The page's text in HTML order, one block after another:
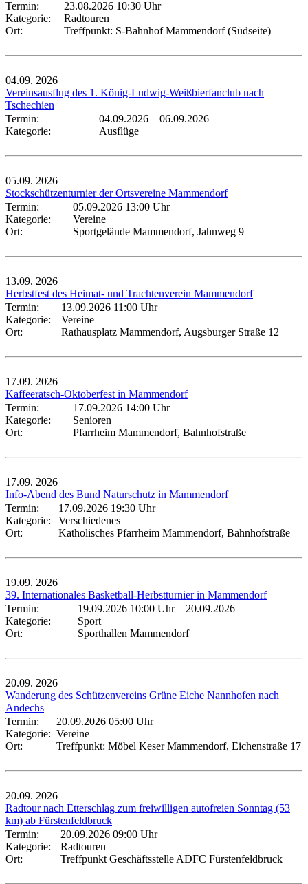
Termin:
23.08.2026 10:30 Uhr
Kategorie:
Radtouren
Ort:
Treffpunkt: S-Bahnhof Mammendorf (Südseite)
04.09. 2026
Vereinsausflug des 1. König-Ludwig-Weißbierfanclub nach
Tschechien
Termin:
04.09.2026 – 06.09.2026
Kategorie:
Ausflüge
05.09. 2026
Stockschützenturnier der Ortsvereine Mammendorf
Termin:
05.09.2026 13:00 Uhr
Kategorie:
Vereine
Ort:
Sportgelände Mammendorf, Jahnweg 9
13.09. 2026
Herbstfest des Heimat- und Trachtenverein Mammendorf
Termin:
13.09.2026 11:00 Uhr
Kategorie:
Vereine
Ort:
Rathausplatz Mammendorf, Augsburger Straße 12
17.09. 2026
Kaffeeratsch-Oktoberfest in Mammendorf
Termin:
17.09.2026 14:00 Uhr
Kategorie:
Senioren
Ort:
Pfarrheim Mammendorf, Bahnhofstraße
17.09. 2026
Info-Abend des Bund Naturschutz in Mammendorf
Termin:
17.09.2026 19:30 Uhr
Kategorie:
Verschiedenes
Ort:
Katholisches Pfarrheim Mammendorf, Bahnhofstraße
19.09. 2026
39. Internationales Basketball-Herbstturnier in Mammendorf
Termin:
19.09.2026 10:00 Uhr– 20.09.2026
Kategorie:
Sport
Ort:
Sporthallen Mammendorf
20.09. 2026
Wanderung des Schützenvereins Grüne Eiche Nannhofen nach
Andechs
Termin:
20.09.2026 05:00 Uhr
Kategorie: Vereine
Ort:
Treffpunkt: Möbel Keser Mammendorf, Eichenstraße 17
20.09. 2026
Radtour nach Etterschlag zum freiwilligen autofreien Sonntag (53
km) ab Fürstenfeldbruck
Termin:
20.09.2026 09:00 Uhr
Kategorie:
Radtouren
Ort:
Treffpunkt Geschäftsstelle ADFC Fürstenfeldbruck